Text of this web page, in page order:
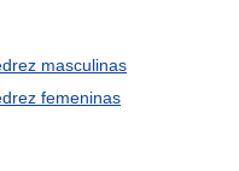
masculinas
femeninas